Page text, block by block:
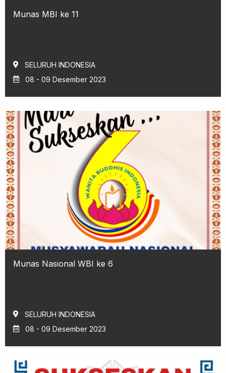
Munas MBI ke 11
SELURUH INDONESIA
08 - 09 Desember 2023
Munas Nasional WBI ke 6
SELURUH INDONESIA
08 - 09 Desember 2023